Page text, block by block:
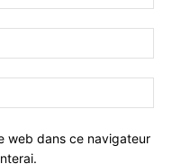
web dans ce navigateur